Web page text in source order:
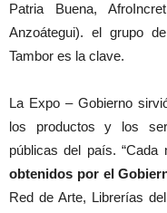
Patria Buena,
Anzoátegui). el grupo
Tambor es la clave.
La Expo – Gobierno
los productos y los
públicas del país. “Cada
obtenidos por el
Red de Arte, Librerías